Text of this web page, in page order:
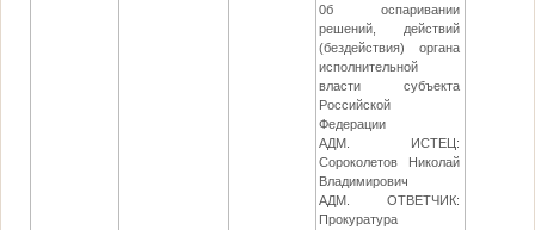
0б оспаривании
решений, действий
(бездействия) органа
исполнительной
власти субъекта
Российской
Федерации
АДМ. ИСТЕЦ:
Сороколетов Николай
Владимирович
АДМ. ОТВЕТЧИК:
Прокуратура